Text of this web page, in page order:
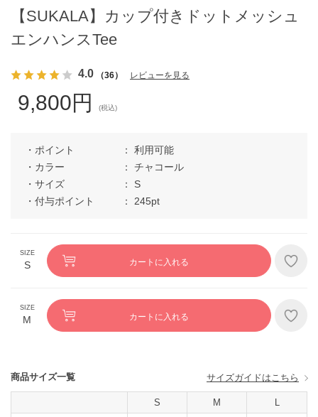
【SUKALA】カップ付きドットメッシュ
エンハンスTee
4.0 （36） レビューを見る
9,800円 (税込)
ポイント
利用可能
カラー
チャコール
サイズ
S
付与ポイント
245pt
S カートに入れる
M カートに入れる
商品サイズ一覧 サイズガイドはこちら
S M
L